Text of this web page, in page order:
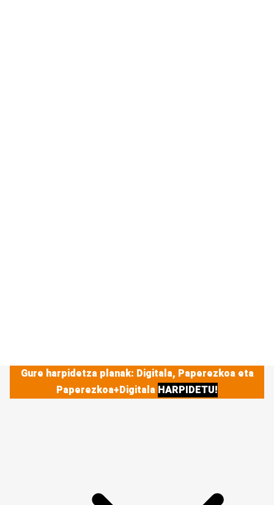
Gure harpidetza planak: Digitala, Paperezkoa eta
Paperezkoa+Digitala HARPIDETU!